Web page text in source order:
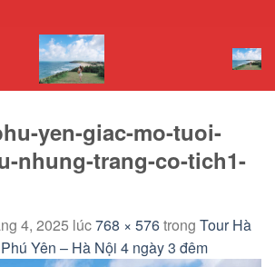
yen-giac-mo-tuoi-
nhung-trang-co-tich1-
4, 2025 lúc768 × 576trong Tour Hà
Yên – Hà Nội 4 ngày 3 đêm